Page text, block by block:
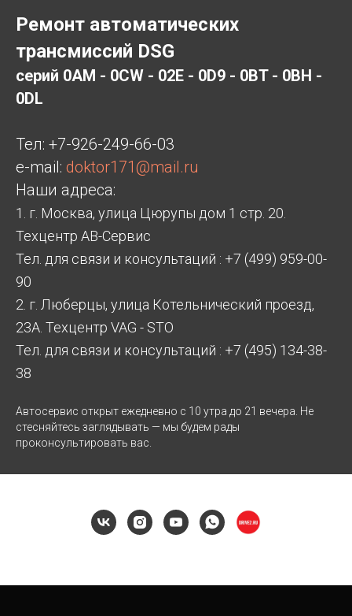
Ремонт автоматических
трансмиссий DSG
серий 0AM - 0CW - 02E - 0D9 - 0BT - 0BH -
0DL
Тел: +7-926-249-66-03
e-mail: doktor171@mail.ru
Наши адреса:
1. г. Москва, улица Цюрупы дом 1 стр. 20.
Техцентр АВ-Сервис
Тел. для связи и консультаций : +7 (499) 959-00-
90
2. г. Люберцы, улица Котельнический проезд,
23А. Техцентр VAG - STO
Тел. для связи и консультаций : +7 (495) 134-38-
38
Автосервис открыт ежедневно с 10 утра до 21 вечера. Не
стесняйтесь заглядывать — мы будем рады
проконсультировать вас.